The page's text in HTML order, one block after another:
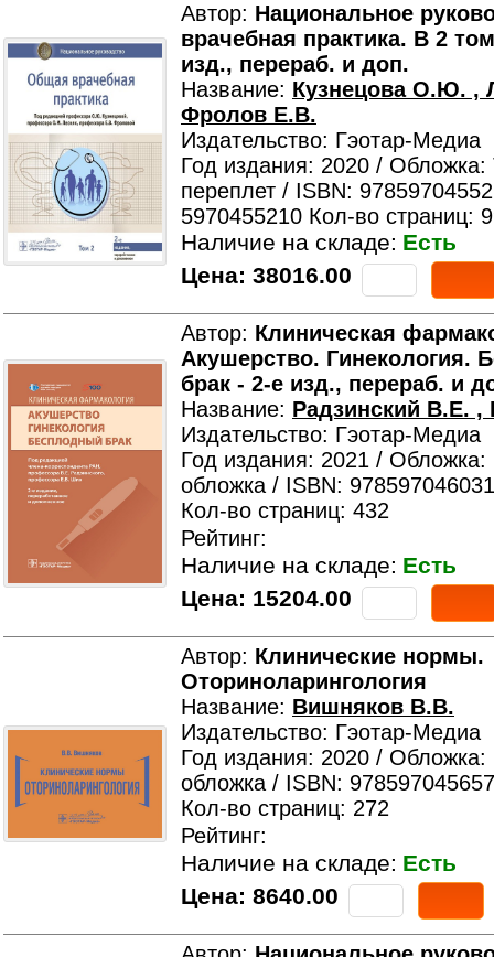
Автор: Национальное
врачебная практика. В 2
изд., перераб. и доп.
Название: Кузнецова О.Ю. ,
Фролов Е.В.
Издательство: Гэотар-Медиа
Год издания: 2020 /
переплет / ISBN:
5970455210 Кол-во страниц:
Наличие на складе: Есть
Цена: 38016.00
Автор: Клиническая
Акушерство. Гинекология.
брак - 2-е изд., перераб. и
Название: Радзинский В.Е.
Издательство: Гэотар-Медиа
Год издания: 2021 / Обложка:
обложка / ISBN:
Кол-во страниц: 432
Рейтинг:
Наличие на складе: Есть
Цена: 15204.00
Автор: Клинические нормы.
Оториноларингология
Название: Вишняков В.В.
Издательство: Гэотар-Медиа
Год издания: 2020 / Обложка:
обложка / ISBN:
Кол-во страниц: 272
Рейтинг:
Наличие на складе: Есть
Цена: 8640.00